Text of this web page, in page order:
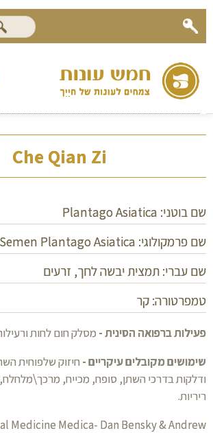
Che Qian Zi
שם בוטני: Plantago Asiatica
שם פרמקולוגי: Semen Plantago Asiatica
שם עברי: תמצית יבשה לחך, זרעים
טמפרטורה: קר
פעילות ברפואה הסינית - מסלק חום לחות
שימושים מקובלים עיקריים - חיזוק שלפוחית
ודלקות בדרכי השתן, סופח, מכייח,
ריריות.
Medicine Medica- Dan Bensky & Andrew